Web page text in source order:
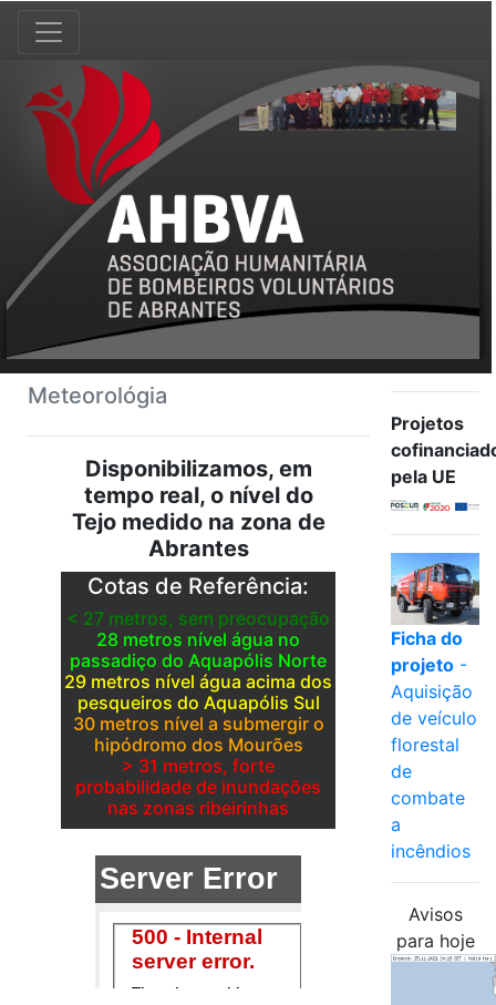
Meteorológia
Disponibilizamos, em
tempo real, o nível do
Tejo medido na zona de
Abrantes
Cotas de Referência:
< 27 metros, sem preocupação
28 metros nível água no
passadiço do Aquapólis Norte
29 metros nível água acima dos
pesqueiros do Aquapólis Sul
30 metros nível a submergir o
hipódromo dos Mourões
> 31 metros, forte
probabilidade de inundações
nas zonas ribeirinhas
Projetos
pela UE
Ficha do
projeto -
Aquisição
de veículo
florestal
de
combate
a
incêndios
Avisos
para hoje